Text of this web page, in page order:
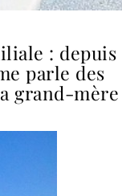
: depuis
parle des
grand-mère